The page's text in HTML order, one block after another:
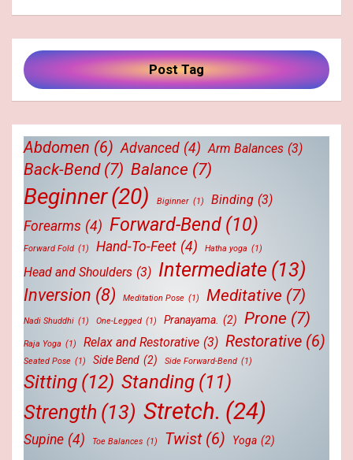
Post Tag
Abdomen (6) Advanced (4) Arm Balances (3)
Back-Bend (7) Balance (7)
Beginner(20) Biginner (1) Binding (3)
Forearms (4) Forward-Bend (10)
Forward Fold (1) Hand-To-Feet (4) Hatha yoga (1)
Head and Shoulders (3) Intermediate (13)
Inversion (8) Meditation Pose (1) Meditative (7)
Nadi Shuddhi (1) One-Legged (1) Pranayama. (2) Prone (7)
Raja Yoga (1) Relax and Restorative (3) Restorative (6)
Seated Pose (1) Side Bend (2) Side Forward-Bend (1)
Sitting (12) Standing (11)
Strength (13) Stretch. (24)
Supine (4) Toe Balances (1) Twist (6) Yoga (2)